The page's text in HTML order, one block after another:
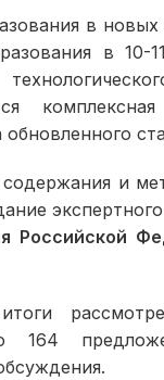
в новых
в
и
Российской
164